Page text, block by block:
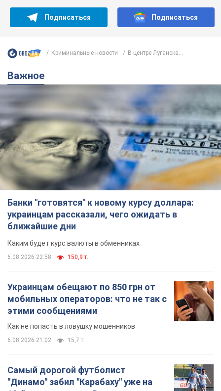
Подписаться Подписаться
Криминальные новости В центре Луганска...
Важное
Банки "готовятся" к новому курсу доллара:
украинцам рассказали, чего ожидать в
ближайшие дни
Каким будет курс валюты в обменниках
6.08.2026 22:58 150,9 т.
Украинцам обещают по 850 грн от
мобильных операторов: что не так с
этими сообщениями
Как не попасть в ловушку мошенников
6.08.2026 21:02 15,7 т.
Самый дорогой футболист
"Динамо" забил "Карабаху" уже на